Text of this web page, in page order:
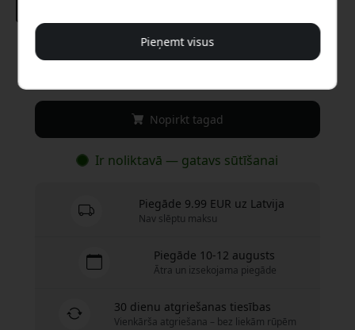
Ieteicamā cena
Nopirkt tagad
Ir noliktavā — gatavs sūtīšanai
Piegāde 9.99 EUR uz Latvija
Nav slēptu maksu
Piegāde 10-12 augusts
Ātra un izsekojama piegāde
30 dienu atgriešanas tiesības
Vienkārša atgriešana – bez liekām rūpēm
Pieņemt visus